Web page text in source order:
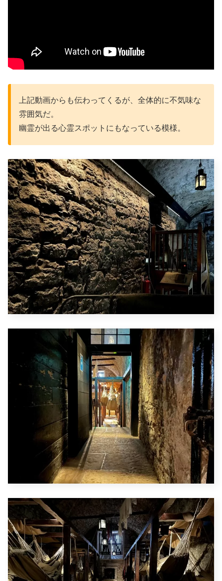
上記動画からも伝わってくるが、全体的に不気味な
雰囲気だ。
幽霊が出る心霊スポットにもなっている模様。